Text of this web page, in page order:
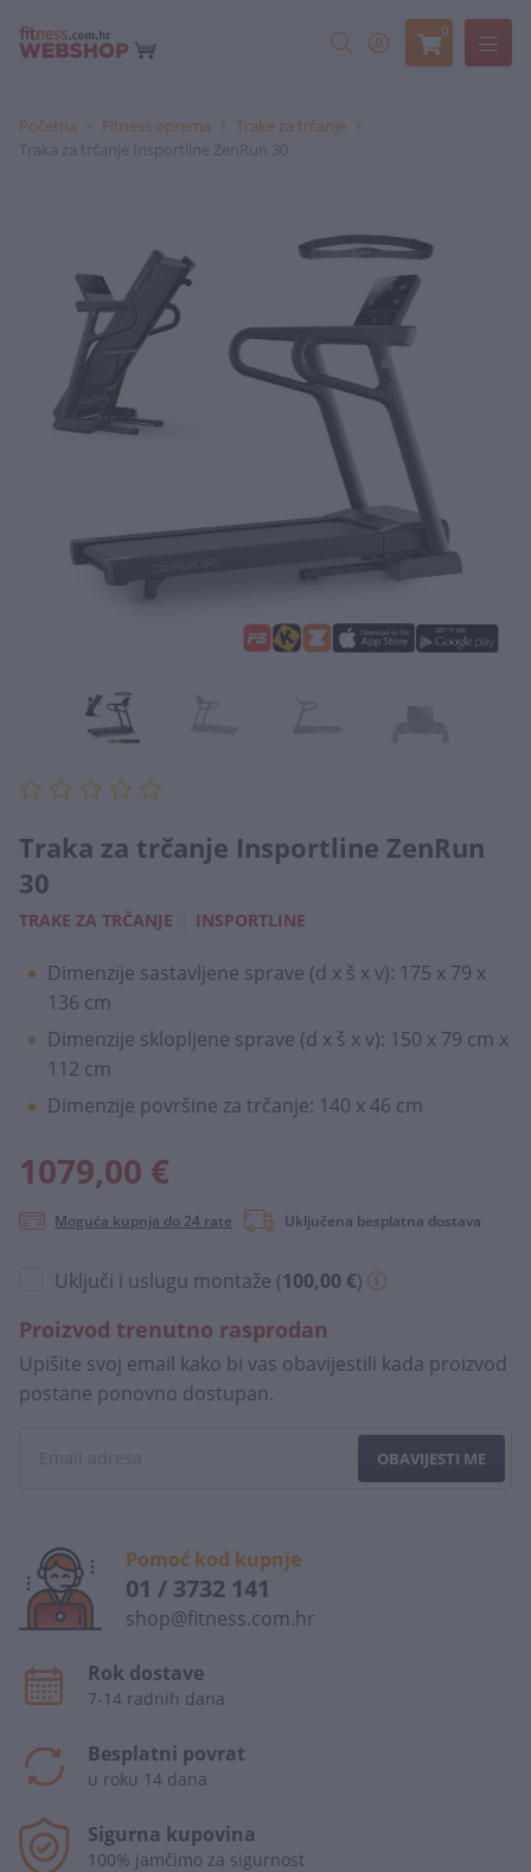
0
Početna Fitness oprema
Trake za trčanje
Traka za trčanje Insportline ZenRun 30
Traka za trčanje Insportline ZenRun
30
TRAKE ZA TRČANJE INSPORTLINE
Dimenzije sastavljene sprave (d x š x v): 175 x 79 x
136 cm
Dimenzije sklopljene sprave (d x š x v): 150 x 79 cm x
112 cm
Dimenzije površine za trčanje: 140 x 46 cm
1079,00 €
Moguća kupnja do 24 rate Uključena besplatna dostava
Uključi i uslugu montaže (100,00 €)
Proizvod trenutno rasprodan
Upišite svoj email kako bi vas obavijestili kada proizvod
postane ponovno dostupan.
OBAVIJESTI ME
Pomoć kod kupnje
01 / 3732 141
shop@fitness.com.hr
Rok dostave
7-14 radnih dana
Besplatni povrat
u roku 14 dana
Sigurna kupovina
100% jamčimo za sigurnost